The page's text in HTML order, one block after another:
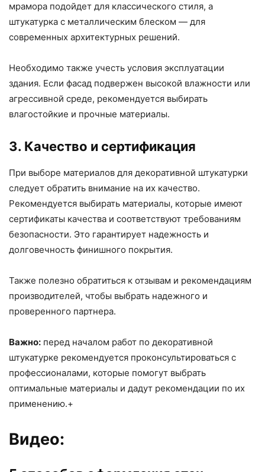
мрамора подойдет для классического стиля, а
штукатурка с металлическим блеском — для
современных архитектурных решений.
Необходимо также учесть условия эксплуатации
здания. Если фасад подвержен высокой влажности или
агрессивной среде, рекомендуется выбирать
влагостойкие и прочные материалы.
3. Качество и сертификация
При выборе материалов для декоративной штукатурки
следует обратить внимание на их качество.
Рекомендуется выбирать материалы, которые имеют
сертификаты качества и соответствуют требованиям
безопасности. Это гарантирует надежность и
долговечность финишного покрытия.
Также полезно обратиться к отзывам и рекомендациям
производителей, чтобы выбрать надежного и
проверенного партнера.
Важно: перед началом работ по декоративной
штукатурке рекомендуется проконсультироваться с
профессионалами, которые помогут выбрать
оптимальные материалы и дадут рекомендации по их
применению.+
Видео: